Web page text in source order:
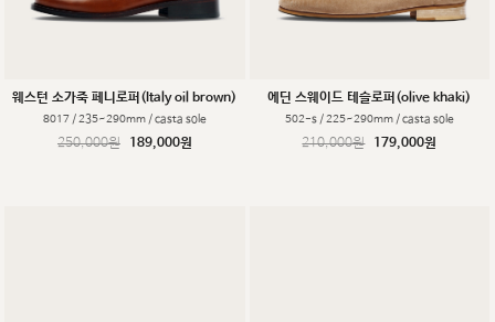
웨스턴 소가죽 페니로퍼(Italy oil brown)
8017 / 235~290mm / casta sole
250,000원 189,000원
에딘 스웨이드 테슬로퍼(olive khaki)
502-s / 225~290mm / casta sole
210,000원 179,000원